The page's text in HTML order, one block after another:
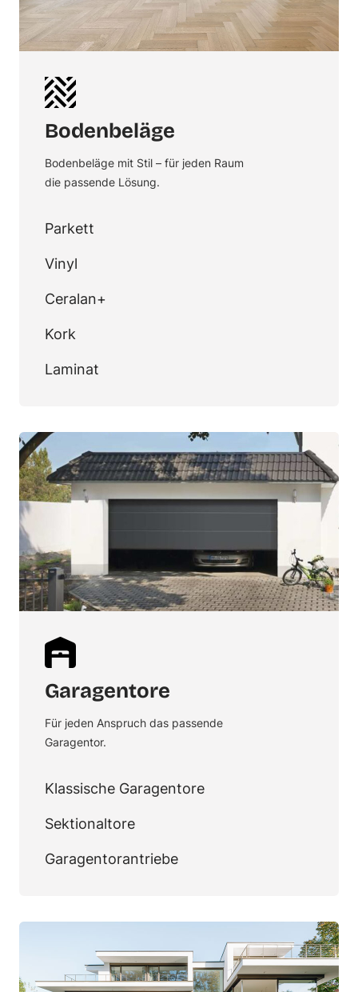
Bodenbeläge
Bodenbeläge mit Stil – für jeden Raum
die passende Lösung.
Parkett
Vinyl
Ceralan+
Kork
Laminat
Garagentore
Für jeden Anspruch das passende
Garagentor.
Klassische Garagentore
Sektionaltore
Garagentorantriebe